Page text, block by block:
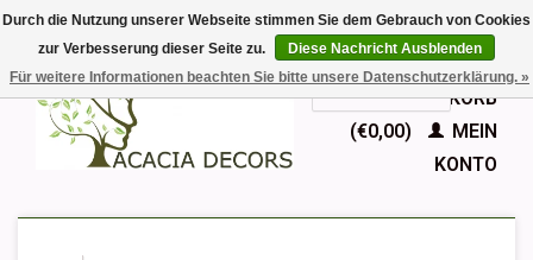
EUR
GBPDeutsch
Nederlands
English
IHR WARENKORB
(€0,00)
MEIN
KONTO
Durch die Nutzung unserer Webseite stimmen Sie dem Gebrauch von Cookies
zur Verbesserung dieser Seite zu.
Diese Nachricht Ausblenden
Für weitere Informationen beachten Sie bitte unsere Datenschutzerklärung. »